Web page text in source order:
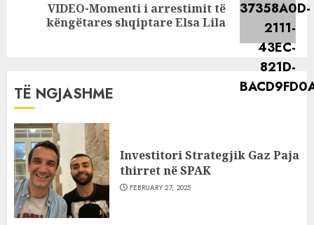
post:
VIDEO-Momenti i arrestimit të
këngëtares shqiptare Elsa Lila
TË NGJASHME
Investitori Strategjik Gaz Paja
thirret në SPAK
FEBRUARY 27, 2025